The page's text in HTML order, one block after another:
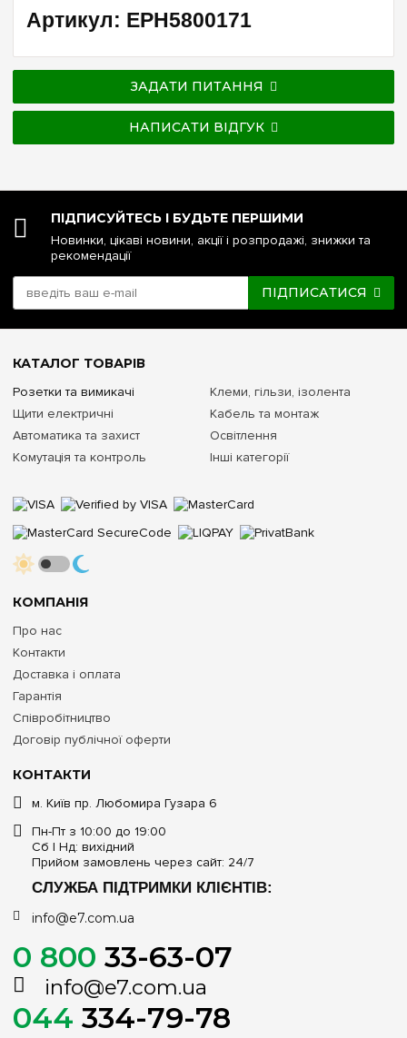
Артикул: EPH5800171
ЗАДАТИ ПИТАННЯ
НАПИСАТИ ВІДГУК
ПІДПИСУЙТЕСЬ І БУДЬТЕ ПЕРШИМИ
Новинки, цікаві новини, акції і розпродажі, знижки та
рекомендації
ПІДПИСАТИСЯ
КОНТАКТИ
м. Київ пр. Любомира Гузара 6
Пн-Пт з 10:00 до 19:00
Сб | Нд: вихідний
Прийом замовлень через сайт: 24/7
СЛУЖБА ПІДТРИМКИ КЛІЄНТІВ:
info@e7.com.ua
0 800 33-63-07
info@e7.com.ua
044 334-79-78
КОМПАНІЯ
Про нас
Контакти
Доставка і оплата
Гарантія
Співробітництво
Договір публічної оферти
КАТАЛОГ ТОВАРІВ
Розетки та вимикачі
Щити електричні
Автоматика та захист
Комутація та контроль
Клеми, гільзи, ізолента
Кабель та монтаж
Освітлення
Інші категорії